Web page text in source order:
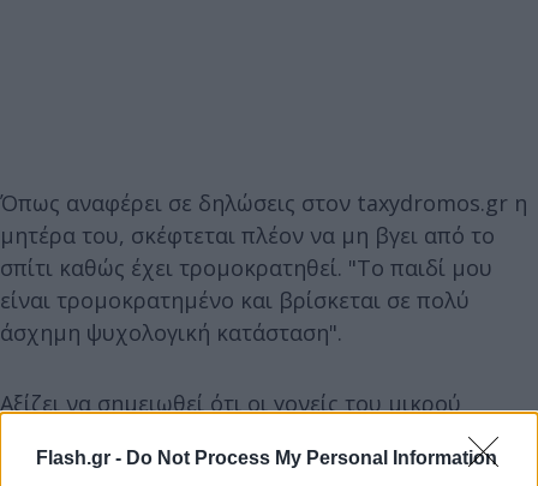
Flash.gr - Do Not Process My Personal Information
Όπως αναφέρει σε δηλώσεις στον taxydromos.gr η
μητέρα του, σκέφτεται πλέον να μη βγει από το
σπίτι καθώς έχει τρομοκρατηθεί. "Το παιδί μου
είναι τρομοκρατημένο και βρίσκεται σε πολύ
άσχημη ψυχολογική κατάσταση".
Αξίζει να σημειωθεί ότι οι γονείς του μικρού
μετέβησαν στο τοπικό Αστυνομικό Τμήμα και
κατέθεσαν μήνυση κατά του Δήμου Αλμυρού ως